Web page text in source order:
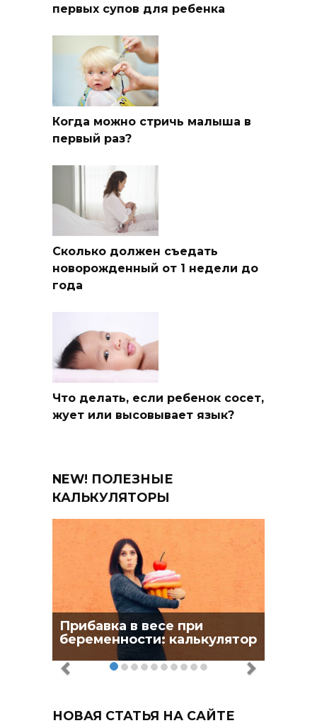
первых супов для ребенка
Когда можно стричь малыша в
первый раз?
Сколько должен съедать
новорожденный от 1 недели до
года
Что делать, если ребенок сосет,
жует или высовывает язык?
NEW! ПОЛЕЗНЫЕ
КАЛЬКУЛЯТОРЫ
Прибавка в весе при
беременности: калькулятор
НОВАЯ СТАТЬЯ НА САЙТЕ